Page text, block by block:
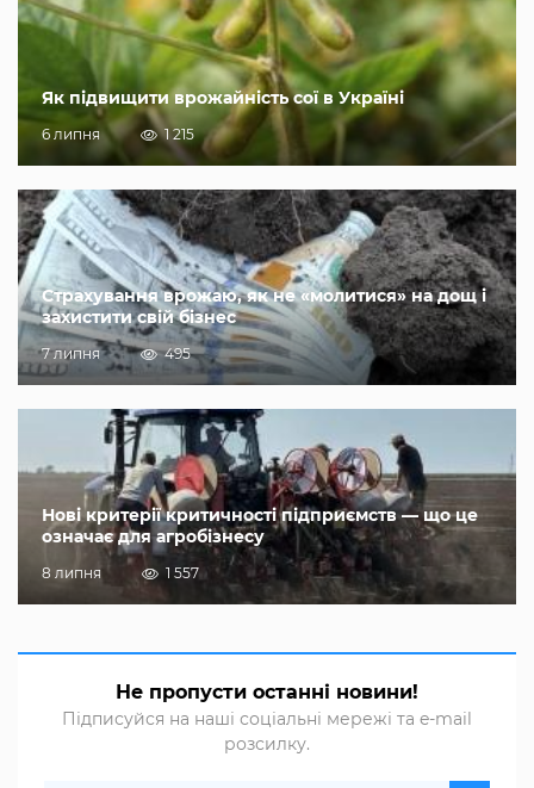
Як підвищити врожайність сої в Україні
6 липня 1 215
Страхування врожаю, як не «молитися» на дощ і
захистити свій бізнес
7 липня 495
Нові критерії критичності підприємств — що це
означає для агробізнесу
8 липня 1 557
Не пропусти останні новини!
Підписуйся на наші соціальні мережі та e-mail
розсилку.